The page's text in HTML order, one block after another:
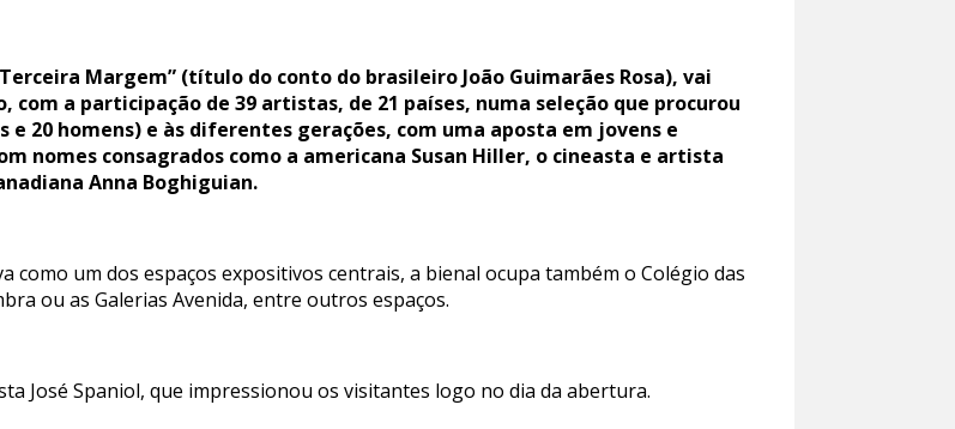
Margem” (título do conto do brasileiro João Guimarães Rosa), vai
a participação de 39 artistas, de 21 países, numa seleção que procurou
20 homens) e às diferentes gerações, com uma aposta em jovens e
nomes consagrados como a americana Susan Hiller, o cineasta e artista
Anna Boghiguian.
como um dos espaços expositivos centrais, a bienal ocupa também o Colégio das
ou as Galerias Avenida, entre outros espaços.
José Spaniol, que impressionou os visitantes logo no dia da abertura.